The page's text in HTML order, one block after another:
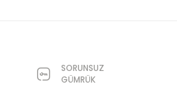
SORUNSUZ
GÜMRÜK